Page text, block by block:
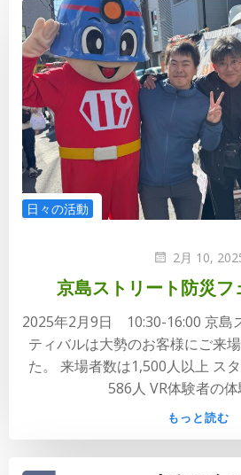
日々の活動
2月 10,
京島ストリート防災フ
2025年2月9日 10:30-16:00 京島
ティバルは大勢のお客様にご来
た。 来場者数は1,500人以上 ス
586人 VR体験者の
もっと読む